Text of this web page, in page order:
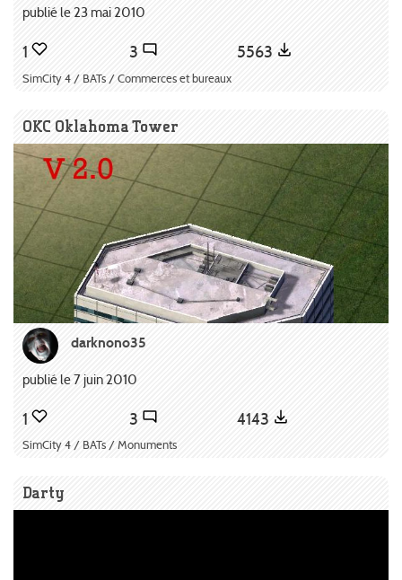
publié le 23 mai 2010
1 3 5563
SimCity 4 / BATs / Commerces et bureaux
OKC Oklahoma Tower
darknono35
publié le 7 juin 2010
1 3 4143
SimCity 4 / BATs / Monuments
Darty